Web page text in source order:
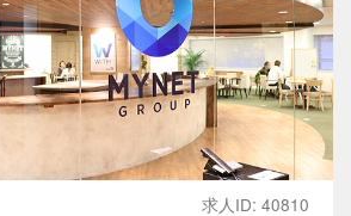
求人ID: 40810